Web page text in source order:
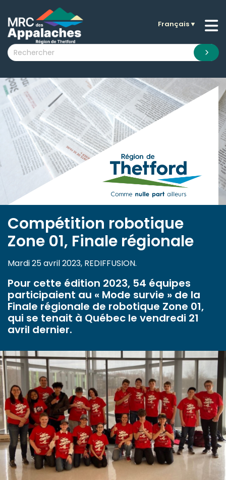
submenu (La MRC )
submenu (Citoyens )
submenu (Visiteurs )
submenu (Nouvelles )
submenu (Documentation )
Français▼
Compétition robotique
Zone 01, Finale régionale
Mardi 25 avril 2023, REDIFFUSION.
Pour cette édition 2023, 54 équipes
participaient au « Mode survie » de la
Finale régionale de robotique Zone 01,
qui se tenait à Québec le vendredi 21
avril dernier.